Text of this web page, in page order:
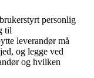
personlig
til
leverandør må
og legge ved
og hvilken